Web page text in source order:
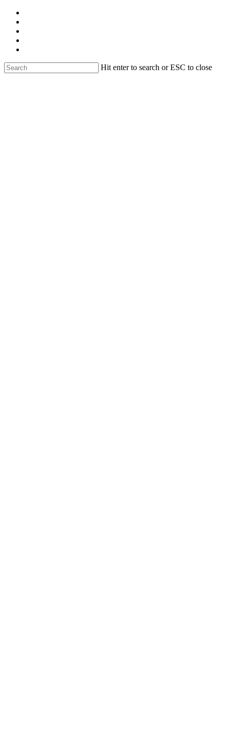
Skip
main
content
Hit enter to search or ESC to close